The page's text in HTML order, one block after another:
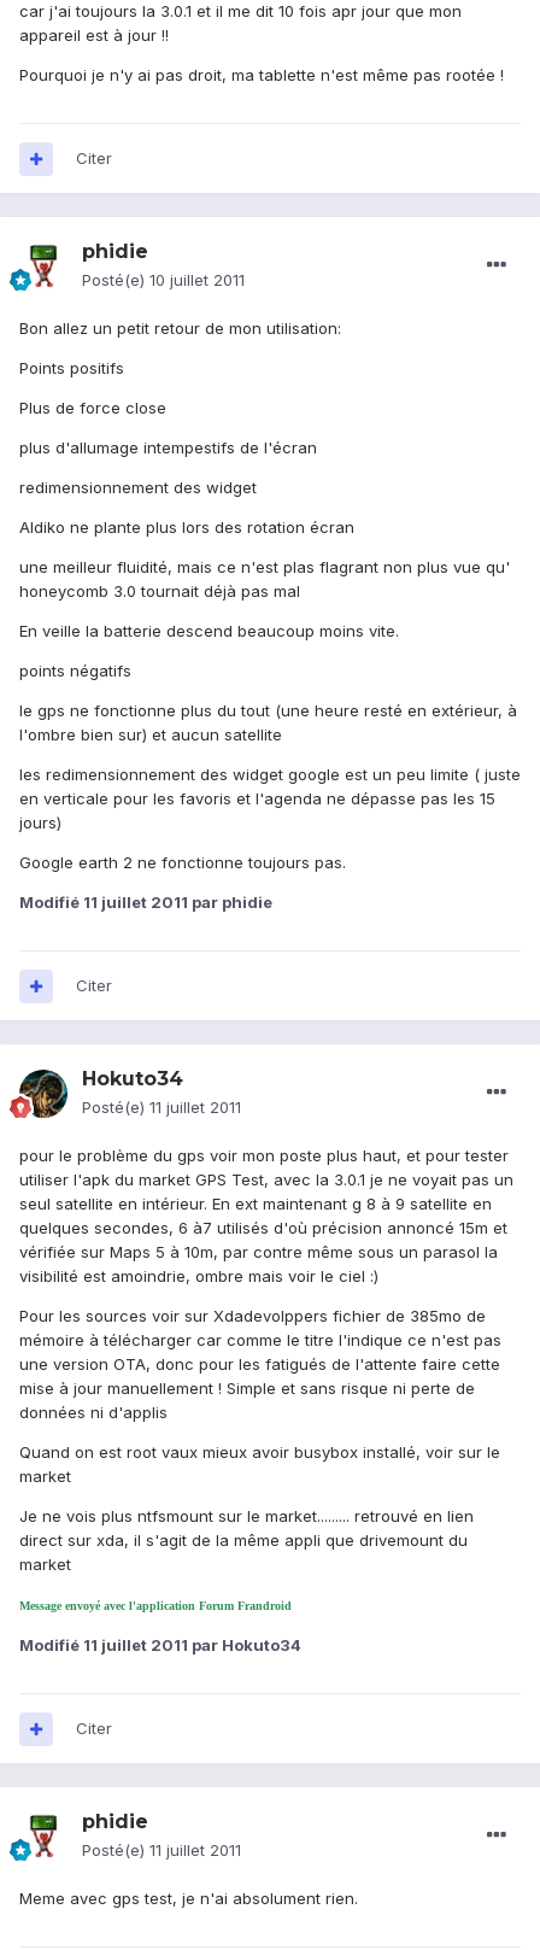
car j'ai toujours la 3.0.1 et il me dit 10 fois apr jour que mon
appareil est à jour !!
Pourquoi je n'y ai pas droit, ma tablette n'est même pas rootée !
Citer
phidie
Posté(e) 10 juillet 2011
Bon allez un petit retour de mon utilisation:
Points positifs
Plus de force close
plus d'allumage intempestifs de l'écran
redimensionnement des widget
Aldiko ne plante plus lors des rotation écran
une meilleur fluidité, mais ce n'est plas flagrant non plus vue qu'
honeycomb 3.0 tournait déjà pas mal
En veille la batterie descend beaucoup moins vite.
points négatifs
le gps ne fonctionne plus du tout (une heure resté en extérieur, à
l'ombre bien sur) et aucun satellite
les redimensionnement des widget google est un peu limite ( juste
en verticale pour les favoris et l'agenda ne dépasse pas les 15
jours)
Google earth 2 ne fonctionne toujours pas.
Modifié 11 juillet 2011 par phidie
Citer
Hokuto34
Posté(e) 11 juillet 2011
pour le problème du gps voir mon poste plus haut, et pour tester
utiliser l'apk du market GPS Test, avec la 3.0.1 je ne voyait pas un
seul satellite en intérieur. En ext maintenant g 8 à 9 satellite en
quelques secondes, 6 à7 utilisés d'où précision annoncé 15m et
vérifiée sur Maps 5 à 10m, par contre même sous un parasol la
visibilité est amoindrie, ombre mais voir le ciel :)
Pour les sources voir sur Xdadevolppers fichier de 385mo de
mémoire à télécharger car comme le titre l'indique ce n'est pas
une version OTA, donc pour les fatigués de l'attente faire cette
mise à jour manuellement ! Simple et sans risque ni perte de
données ni d'applis
Quand on est root vaux mieux avoir busybox installé, voir sur le
market
Je ne vois plus ntfsmount sur le market......... retrouvé en lien
direct sur xda, il s'agit de la même appli que drivemount du
market
Message envoyé avec l'application Forum Frandroid
Modifié 11 juillet 2011 par Hokuto34
Citer
phidie
Posté(e) 11 juillet 2011
Meme avec gps test, je n'ai absolument rien.